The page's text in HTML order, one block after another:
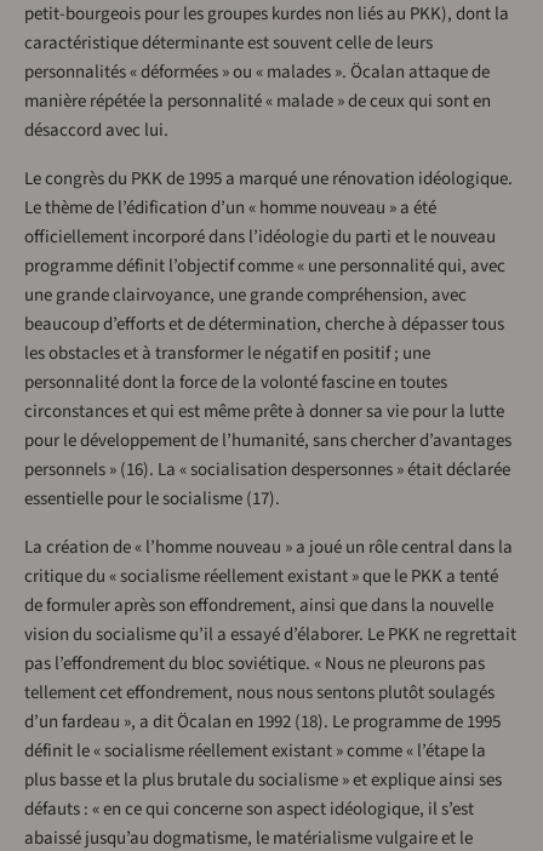
petit-bourgeois pour les groupes kurdes non liés au PKK), dont la
caractéristique déterminante est souvent celle de leurs
personnalités « déformées » ou « malades ». Öcalan attaque de
manière répétée la personnalité « malade » de ceux qui sont en
désaccord avec lui.
Le congrès du PKK de 1995 a marqué une rénovation idéologique.
Le thème de l’édification d’un « homme nouveau » a été
officiellement incorporé dans l’idéologie du parti et le nouveau
programme définit l’objectif comme « une personnalité qui, avec
une grande clairvoyance, une grande compréhension, avec
beaucoup d’efforts et de détermination, cherche à dépasser tous
les obstacles et à transformer le négatif en positif ; une
personnalité dont la force de la volonté fascine en toutes
circonstances et qui est même prête à donner sa vie pour la lutte
pour le développement de l’humanité, sans chercher d’avantages
personnels » (16). La « socialisation despersonnes » était déclarée
essentielle pour le socialisme (17).
La création de « l’homme nouveau » a joué un rôle central dans la
critique du « socialisme réellement existant » que le PKK a tenté
de formuler après son effondrement, ainsi que dans la nouvelle
vision du socialisme qu’il a essayé d’élaborer. Le PKK ne regrettait
pas l’effondrement du bloc soviétique. « Nous ne pleurons pas
tellement cet effondrement, nous nous sentons plutôt soulagés
d’un fardeau », a dit Öcalan en 1992 (18). Le programme de 1995
définit le « socialisme réellement existant » comme « l’étape la
plus basse et la plus brutale du socialisme » et explique ainsi ses
défauts : « en ce qui concerne son aspect idéologique, il s’est
abaissé jusqu’au dogmatisme, le matérialisme vulgaire et le